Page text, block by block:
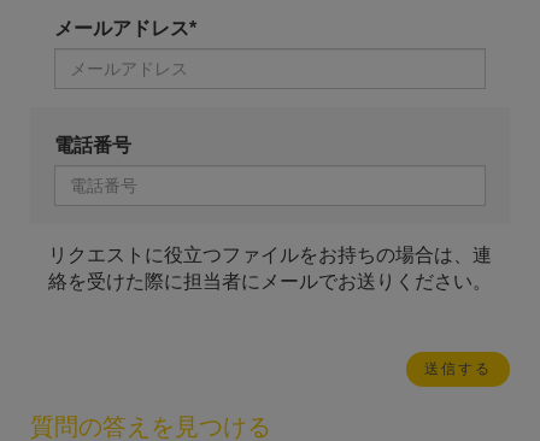
メールアドレス*
電話番号
リクエストに役立つファイルをお持ちの場合は、連
絡を受けた際に担当者にメールでお送りください。
質問の答えを見つける